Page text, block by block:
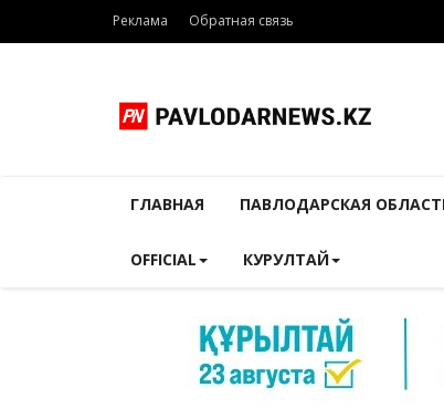
Реклама Обратная связь
ГЛАВНАЯ ПАВЛОДАРСКАЯ
OFFICIAL КУРУЛТАЙ